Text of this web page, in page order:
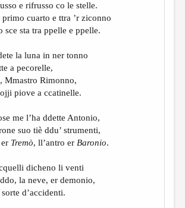
e rifrusso co le stelle.
primo cuarto e ttra ’r ziconno
sce sta tra ppelle e ppelle.
la luna in ner tonno
a pecorelle,
Mmastro Rimonno,
piove a ccatinelle.
me l’ha ddette Antonio,
suo tiè ddu’ strumenti,
Tremò, ll’antro er Baronio.
dicheno li venti
la neve, er demonio,
d’accidenti.